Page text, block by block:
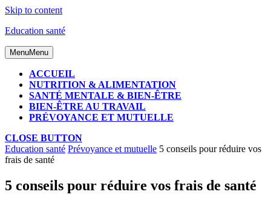
Skip to content
Education santé
MenuMenu
ACCUEIL
NUTRITION & ALIMENTATION
SANTÉ MENTALE & BIEN-ÊTRE
BIEN-ÊTRE AU TRAVAIL
PRÉVOYANCE ET MUTUELLE
CLOSE BUTTON
Education santé Prévoyance et mutuelle 5 conseils pour réduire vos
frais de santé
5 conseils pour réduire vos frais de santé